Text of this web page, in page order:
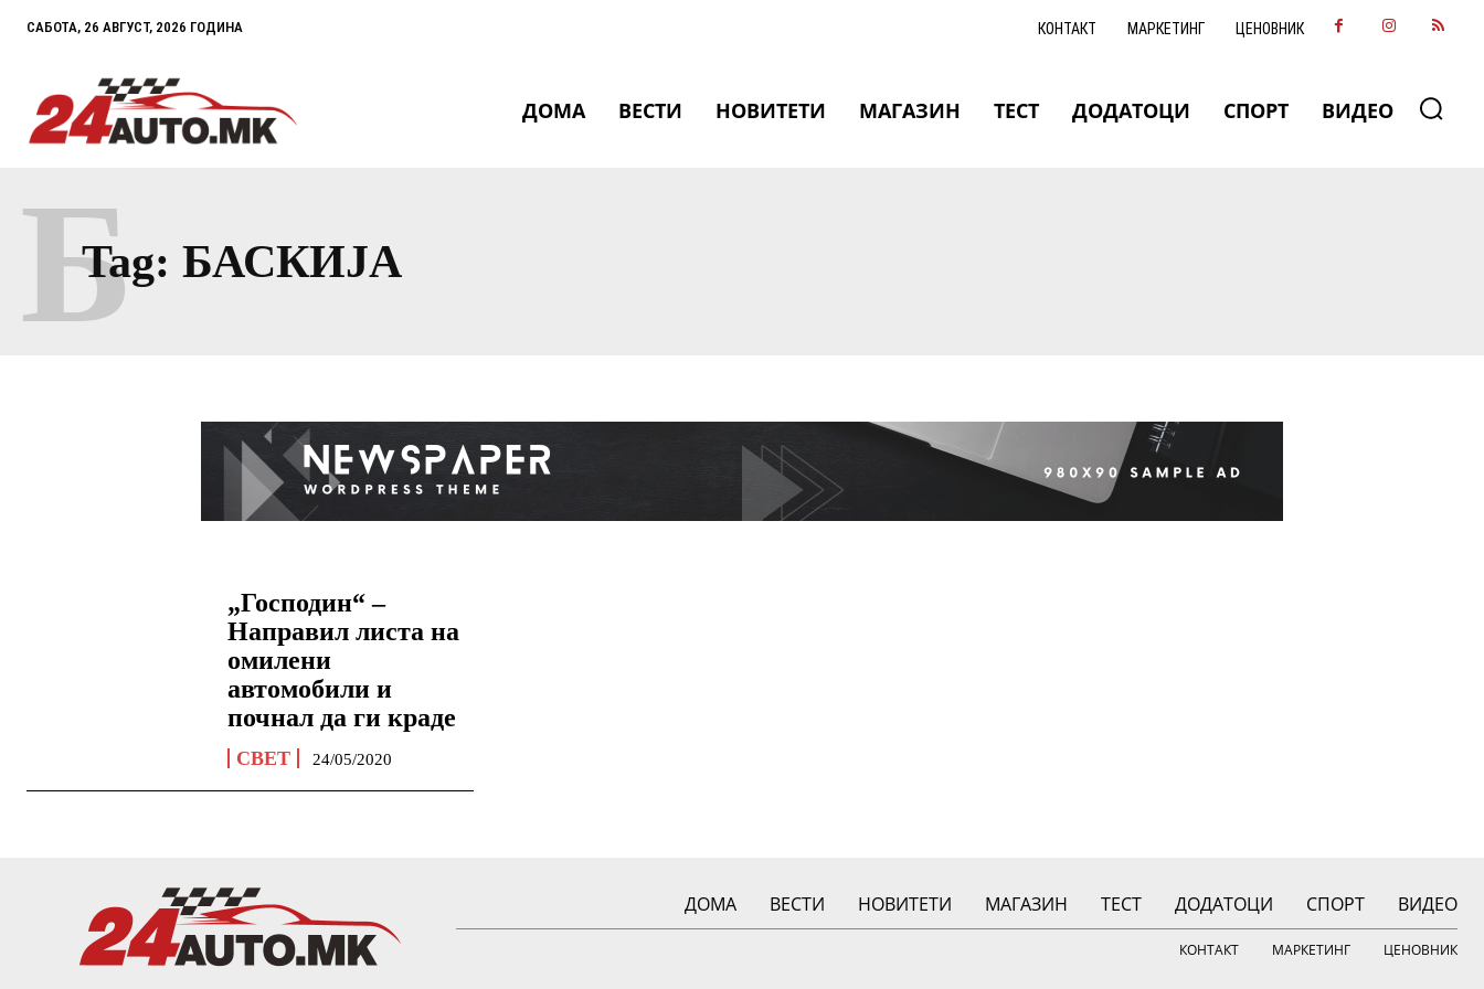
САБОТА, 26 АВГУСТ, 2026 ГОДИНА КОНТАКТ МАРКЕТИНГ ЦЕНОВНИК
ДОМА ВЕСТИ НОВИТЕТИ МАГАЗИН ТЕСТ ДОДАТОЦИ СПОРТ ВИДЕО
Tag: БАСКИЈА
Б
„Господин“ –
Направил листа на
омилени
автомобили и
почнал да ги краде
СВЕТ 24/05/2020
ДОМА ВЕСТИ НОВИТЕТИ МАГАЗИН ТЕСТ ДОДАТОЦИ СПОРТ ВИДЕО
КОНТАКТ МАРКЕТИНГ ЦЕНОВНИК